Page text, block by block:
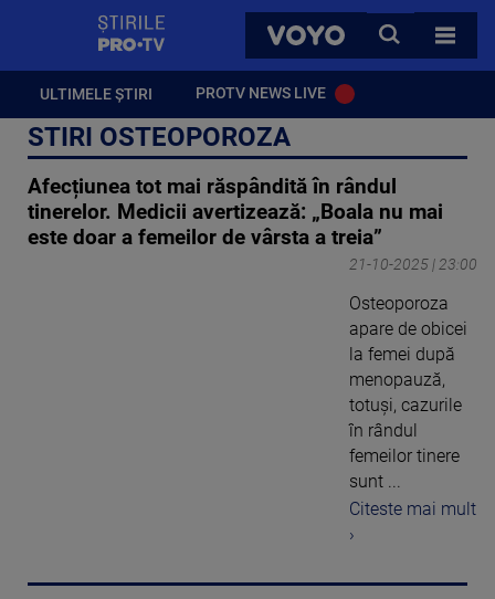
VOYO
CAUTA
TOATE
ULTIMELE ȘTIRI PROTV NEWS LIVE
STIRI OSTEOPOROZA
Afecțiunea tot mai răspândită în rândul
tinerelor. Medicii avertizează: „Boala nu mai
este doar a femeilor de vârsta a treia”
21-10-2025 | 23:00
Osteoporoza
apare de obicei
la femei după
menopauză,
totuși, cazurile
în rândul
femeilor tinere
sunt ...
Citeste mai mult
›